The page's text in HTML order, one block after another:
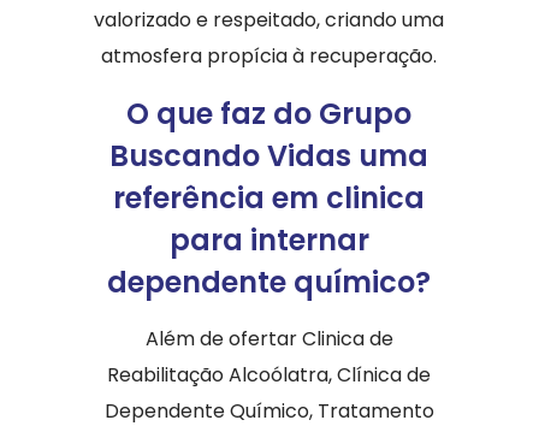
valorizado e respeitado, criando uma
atmosfera propícia à recuperação.
O que faz do Grupo
Buscando Vidas uma
referência em clinica
para internar
dependente químico?
Além de ofertar Clinica de
Reabilitação Alcoólatra, Clínica de
Dependente Químico, Tratamento